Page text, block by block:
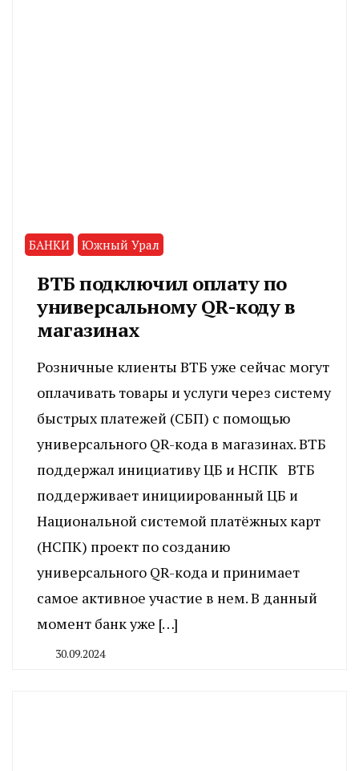
БАНКИ Южный Урал
ВТБ подключил оплату по
универсальному QR-коду в
магазинах
Розничные клиенты ВТБ уже сейчас могут
оплачивать товары и услуги через систему
быстрых платежей (СБП) с помощью
универсального QR-кода в магазинах. ВТБ
поддержал инициативу ЦБ и НСПК ВТБ
поддерживает инициированный ЦБ и
Национальной системой платёжных карт
(НСПК) проект по созданию
универсального QR-кода и принимает
самое активное участие в нем. В данный
момент банк уже […]
30.09.2024